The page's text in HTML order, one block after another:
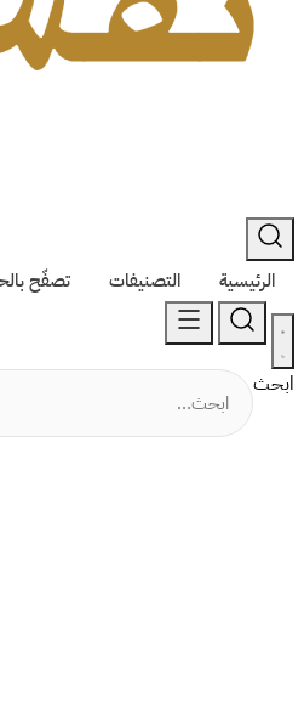
الرئيسية التصنيفات تصفّح
ابحث